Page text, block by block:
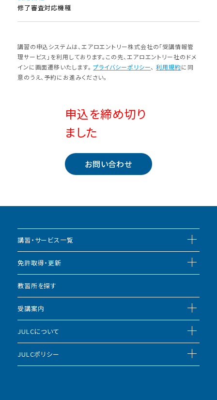
修了審査対応機種
講習の申込システムは、エアロエントリー株式会社の「受講情報管
理サービス」を利⽤しております。この先、エアロエントリー社のドメ
インに画⾯遷移いたします。 プライバシーポリシー、利⽤規約に同
意のうえ、予約にお進みください。
申込を締め切り
ました
お問い合わせ
講習・サービス一覧
免許取得・更新
教習所を探す
受講案内
JULCについて
JULCポリシー